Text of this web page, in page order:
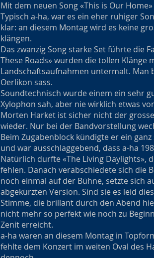
Mit dem neuen Song «This is Our
Typisch a-ha, war es ein eher ruhiger
klar: an diesem Montag wird es keine
klängen.
Das zwanzig Song starke Set führte die
These Roads» wurden die tollen
Landschaftsaufnahmen untermalt. Man
Oerlikon sass.
Soundtechnisch wurde einem ein sehr
Xylophon sah, aber nie wirklich etwas
Morten Harket ist sicher nicht der
wieder. Nur bei der Bandvorstellung
Beim Zugabenblock kündigte er ein
und war ausschlaggebend, dass a-ha
Natürlich durfte «The Living Daylights»,
fehlen. Danach verabschiedete sich die
noch einmal auf der Bühne, setzte sich
abgekürzten Version. Sind sie es leid
Stimme, die brillant durch den Abend
nicht mehr so perfekt wie noch zu
Zenit erreicht.
a-ha waren an diesem Montag in
fehlte dem Konzert im weiten Oval des